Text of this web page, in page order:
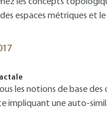
espaces métriques et
les notions de base
impliquant une auto-